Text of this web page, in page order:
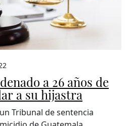
a 26 años de
a su hijastra
Tribunal de sentencia